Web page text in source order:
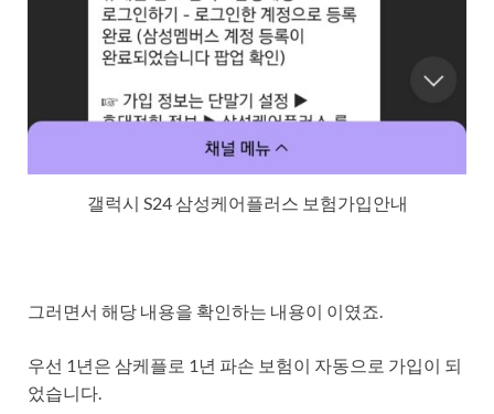
갤럭시 S24 삼성케어플러스 보험가입안내
그러면서 해당 내용을 확인하는 내용이 이였죠.
우선 1년은 삼케플로 1년 파손 보험이 자동으로 가입이 되
었습니다.